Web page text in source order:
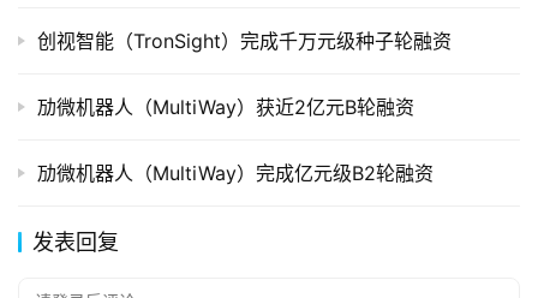
创视智能（TronSight）完成千万元级种子轮融资
劢微机器人（MultiWay）获近2亿元B轮融资
劢微机器人（MultiWay）完成亿元级B2轮融资
发表回复